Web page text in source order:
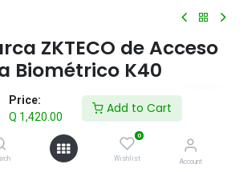
Price:
Q 1,420.00
Add to Cart
0
Wishlist Account
ZKTECO de Acceso
Biométrico K40